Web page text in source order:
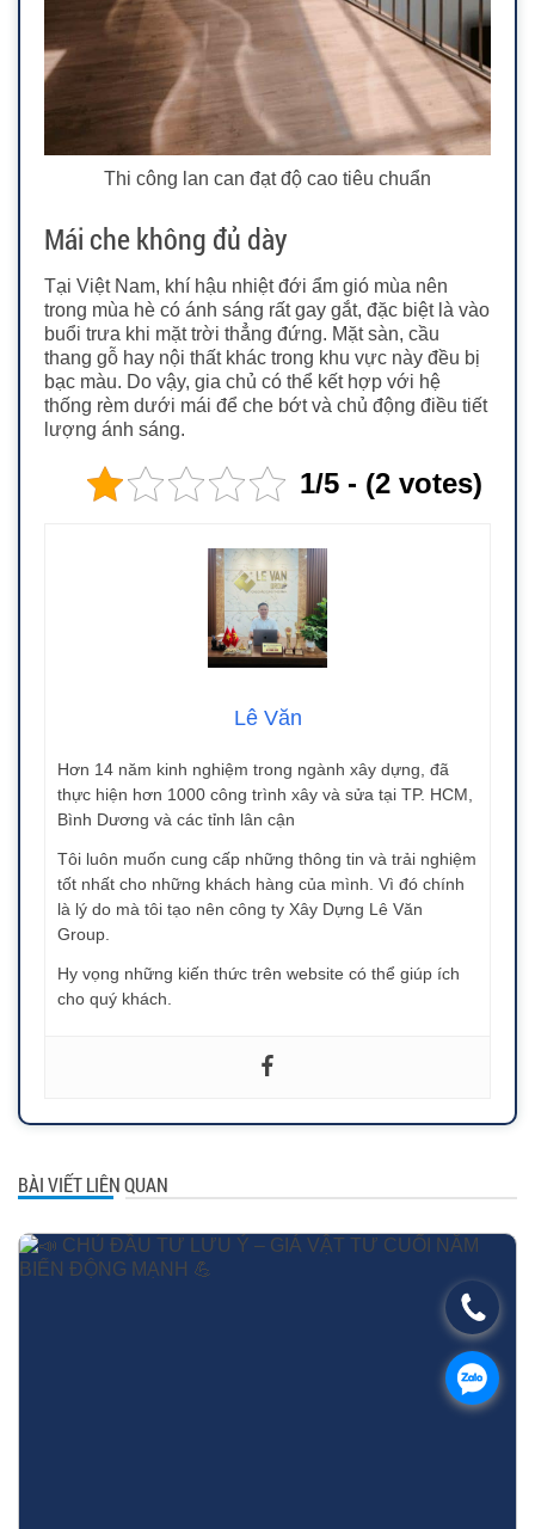
Thi công lan can đạt độ cao tiêu chuẩn
Mái che không đủ dày
Tại Việt Nam, khí hậu nhiệt đới ẩm gió mùa nên
trong mùa hè có ánh sáng rất gay gắt, đặc biệt là vào
buổi trưa khi mặt trời thẳng đứng. Mặt sàn, cầu
thang gỗ hay nội thất khác trong khu vực này đều bị
bạc màu. Do vậy, gia chủ có thể kết hợp với hệ
thống rèm dưới mái để che bớt và chủ động điều tiết
lượng ánh sáng.
1/5 - (2 votes)
Lê Văn
Hơn 14 năm kinh nghiệm trong ngành xây dựng, đã
thực hiện hơn 1000 công trình xây và sửa tại TP. HCM,
Bình Dương và các tỉnh lân cận
Tôi luôn muốn cung cấp những thông tin và trải nghiệm
tốt nhất cho những khách hàng của mình. Vì đó chính
là lý do mà tôi tạo nên công ty Xây Dựng Lê Văn
Group.
Hy vọng những kiến thức trên website có thể giúp ích
cho quý khách.
BÀI VIẾT LIÊN QUAN